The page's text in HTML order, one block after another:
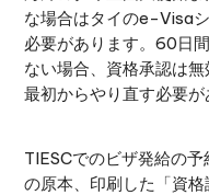
な場合はタイのe-Visa
必要があります。60日
ない場合、資格承認は
最初からやり直す必要が
TIESCでのビザ発給の
の原本、印刷した「資